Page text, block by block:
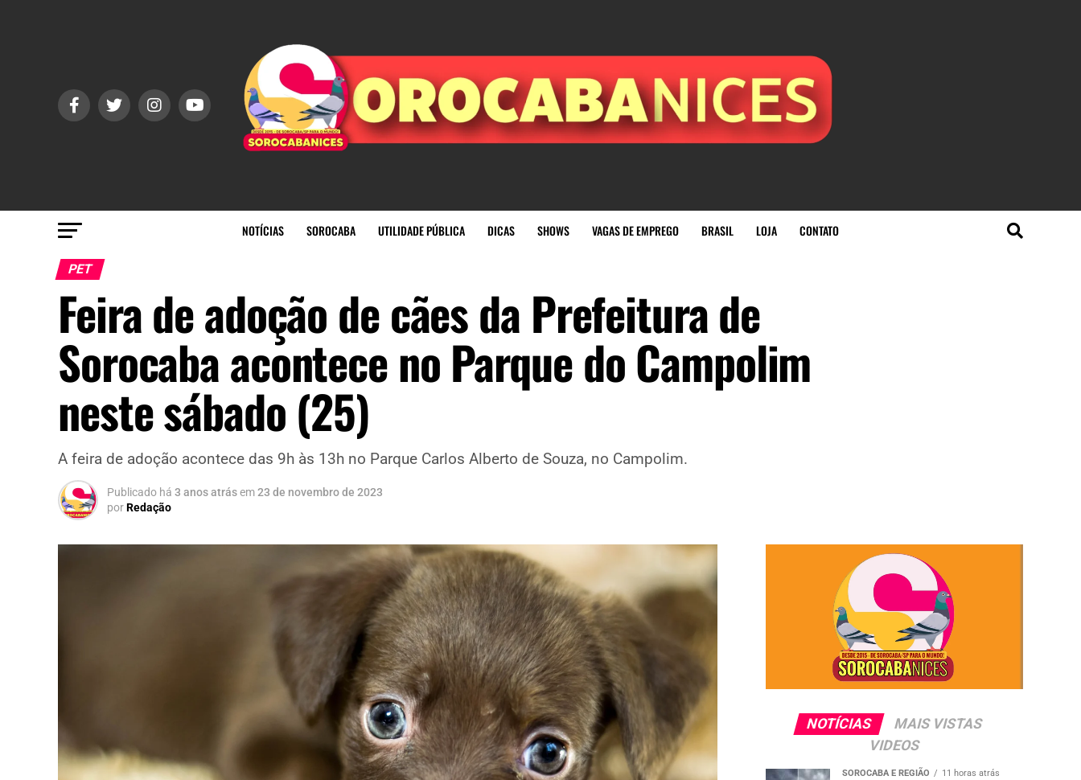
NOTÍCIAS SOROCABA UTILIDADE PÚBLICA DICAS SHOWS VAGAS DE EMPREGO BRASIL LOJA CONTATO
PET
Feira de adoção de cães da Prefeitura de
Sorocaba acontece no Parque do Campolim
neste sábado (25)
A feira de adoção acontece das 9h às 13h no Parque Carlos Alberto de Souza, no Campolim.
Publicado há 3 anos atrásem23 de novembro de 2023
porRedação
NOTÍCIAS
MAIS VISTAS
VIDEOS
SOROCABA E REGIÃO 11 horas atrás